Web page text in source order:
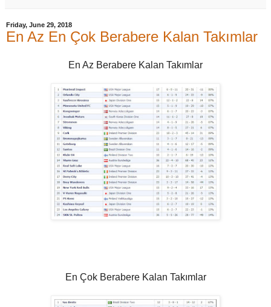
Friday, June 29, 2018
En Az En Çok Berabere Kalan Takımlar
En Az Berabere Kalan Takımlar
En Çok Berabere Kalan Takımlar